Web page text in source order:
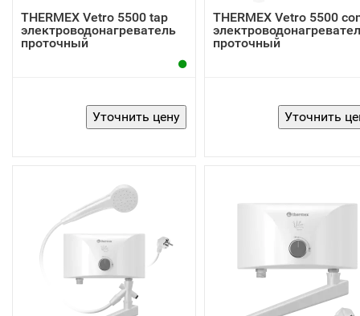
THERMEX Vetro 5500 tap
электроводонагреватель
проточный
THERMEX Vetro 5500
проточный